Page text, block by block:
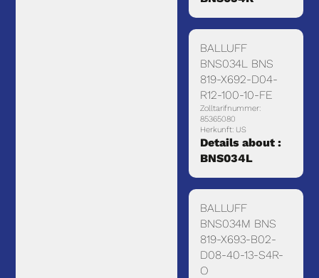
BALLUFF
BNS034L BNS
819-X692-D04-
R12-100-10-FE
Zolltarifnummer:
85365080
Herkunft: US
Details about :
BNS034L
BALLUFF
BNS034M BNS
819-X693-B02-
D08-40-13-S4R-
O